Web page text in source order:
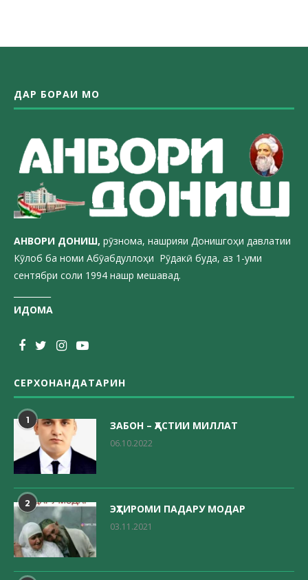
ДАР БОРАИ МО
АНВОРИ ДОНИШ, рӯзнома, нашрияи Донишгоҳи давлатии
Кӯлоб ба номи Абӯабдуллоҳи Рӯдакӣ буда, аз 1-уми
сентябри соли 1994 нашр мешавад.
ИДОМА
СЕРХОНАНДАТАРИН
1 ЗАБОН – ҲАСТИИ МИЛЛАТ
06.10.2022
2 ЭҲТИРОМИ ПАДАРУ МОДАР
03.11.2021